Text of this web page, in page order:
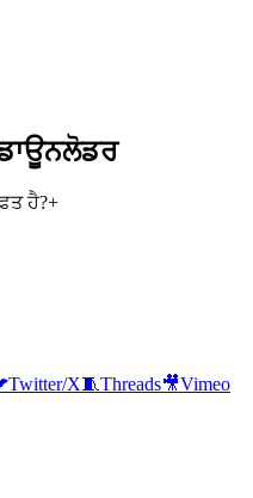
ਹੈ?+
Twitter/X🧵Threads🎥Vimeo